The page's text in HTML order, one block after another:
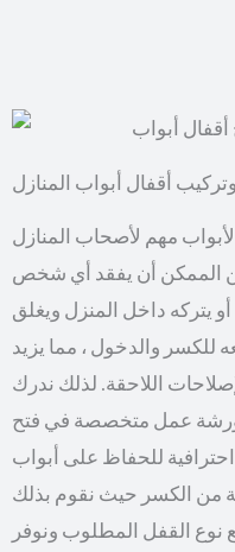
أقفال أبواب المنازل
مهم لأصحاب المنازل
الممكن أن يفقد أي شخص
يتركه داخل المنزل ويغلق
للكسر والدخول ، مما يزيد
اللاحقة. لذلك ندرك
ورشة عمل متخصصة في فتح
للحفاظ على أبواب
من الكسر حيث نقوم بذلك
نوع القفل المطلوب ونوفر